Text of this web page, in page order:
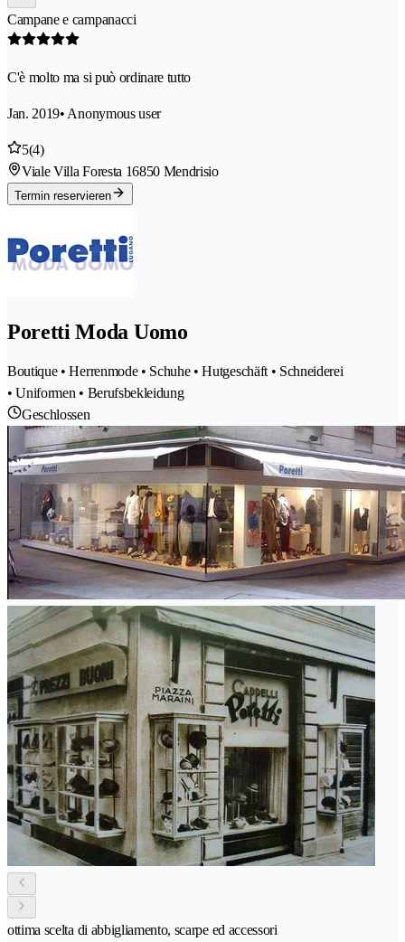
Campane e campanacci
C'è molto ma si può ordinare tutto
Jan. 2019• Anonymous user
5(4)
Viale Villa Foresta 16850 Mendrisio
Termin reservieren
Poretti Moda Uomo
Boutique • Herrenmode • Schuhe • Hutgeschäft • Schneiderei
• Uniformen • Berufsbekleidung
Geschlossen
ottima scelta di abbigliamento, scarpe ed accessori